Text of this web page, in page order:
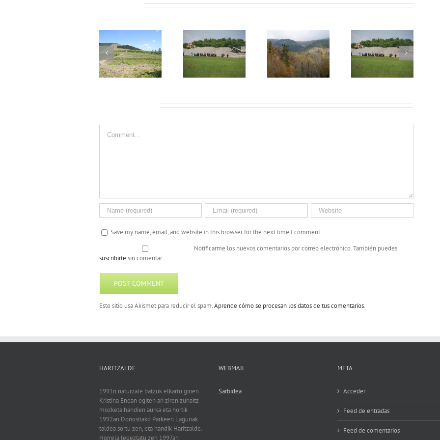
Save my name, email, and website in this browser for the next time I comment.
Notificarme los nuevos comentarios por correo electrónico. También puedes
suscribirte sin comentar.
Este sitio usa Akismet para reducir el spam.Aprende cómo se procesan los datos de tus comentarios.
HARITZALDE
1991n naturzale batzuk elkartu ginen
Kristina Enean egiten ari ziren zuhaitz
mozketa handien aurka eta hortik
1992an Donostiako Parkeen Lagunak
taldea sortu zen, eta handik Haritzalde.
Horrela legeztatu zen 1997an
WEBMAIL
Sarbidea
META
Acceder
Feed de entradas
Feed de comentarios